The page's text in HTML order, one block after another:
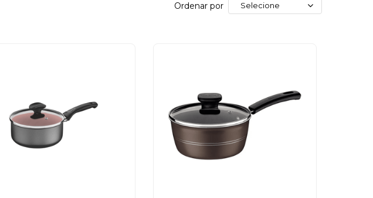
Ordenar por Selecione